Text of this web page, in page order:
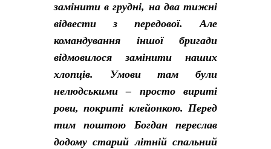
замінити в грудні, на два тижні
відвести з передової. Але
командування іншої бригади
відмовилося замінити наших
хлопців. Умови там були
нелюдськими – просто вириті
рови, покриті клейонкою. Перед
тим поштою Богдан переслав
додому старий літній спальний